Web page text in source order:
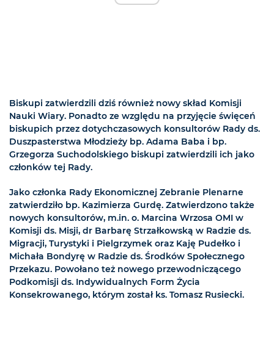
Biskupi zatwierdzili dziś również nowy skład Komisji
Nauki Wiary. Ponadto ze względu na przyjęcie święceń
biskupich przez dotychczasowych konsultorów Rady ds.
Duszpasterstwa Młodzieży bp. Adama Baba i bp.
Grzegorza Suchodolskiego biskupi zatwierdzili ich jako
członków tej Rady.
Jako członka Rady Ekonomicznej Zebranie Plenarne
zatwierdziło bp. Kazimierza Gurdę. Zatwierdzono także
nowych konsultorów, m.in. o. Marcina Wrzosa OMI w
Komisji ds. Misji, dr Barbarę Strzałkowską w Radzie ds.
Migracji, Turystyki i Pielgrzymek oraz Kaję Pudełko i
Michała Bondyrę w Radzie ds. Środków Społecznego
Przekazu. Powołano też nowego przewodniczącego
Podkomisji ds. Indywidualnych Form Życia
Konsekrowanego, którym został ks. Tomasz Rusiecki.